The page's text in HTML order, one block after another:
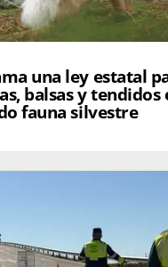
una ley estatal
balsas y tendidos
fauna silvestre